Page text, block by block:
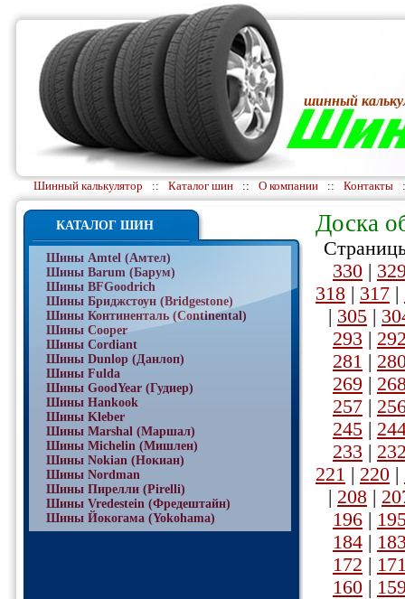
шинный
Шинный калькулятор :: Каталог шин :: О компании :: Контакты
КАТАЛОГ ШИН
Шины Amtel (Амтел)
Шины Barum (Барум)
Шины BFGoodrich
Шины Бриджстоун (Bridgestone)
Шины Континенталь (Continental)
Шины Cooper
Шины Cordiant
Шины Dunlop (Данлоп)
Шины Fulda
Шины GoodYear (Гудиер)
Шины Hankook
Шины Kleber
Шины Marshal (Маршал)
Шины Michelin (Мишлен)
Шины Nokian (Нокиан)
Шины Nordman
Шины Пирелли (Pirelli)
Шины Vredestein (Фредештайн)
Шины Йокогама (Yokohama)
Доска
330 |
318 | 317 |
| 305 |
293 |
281 |
269 |
257 |
245 |
233 |
221 | 220 |
| 208 |
196 |
184 |
172 |
160 |